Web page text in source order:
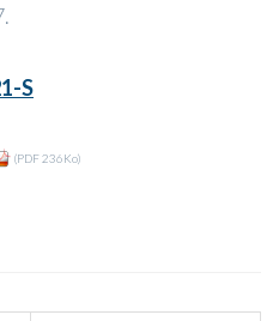
S
(PDF 236Ko)